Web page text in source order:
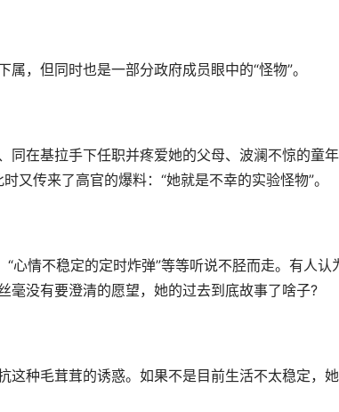
但同时也是一部分政府成员眼中的“怪物”。
基拉手下任职并疼爱她的父母、波澜不惊的童
又传来了高官的爆料：“她就是不幸的实验怪物”。
情不稳定的定时炸弹”等等听说不胫而走。有人认
毫没有要澄清的愿望，她的过去到底故事了啥子?
种毛茸茸的诱惑。如果不是目前生活不太稳定，